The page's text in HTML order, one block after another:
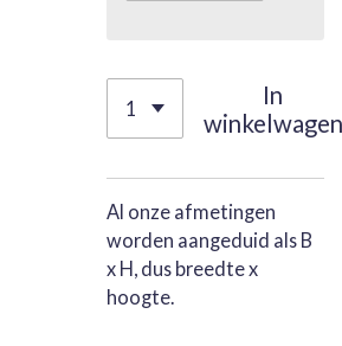
In
winkelwagen
Al onze afmetingen
worden aangeduid als B
x H, dus breedte x
hoogte.